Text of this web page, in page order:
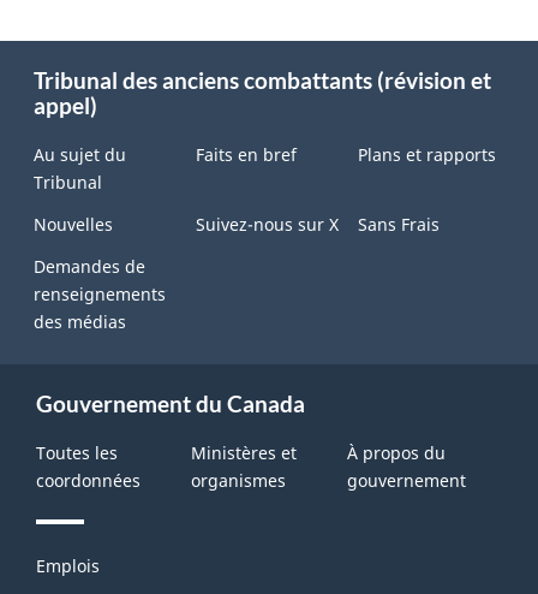
this
site
Tribunal des anciens combattants (révision et
appel)
Au sujet du
Tribunal
Faits en bref Plans et rapports
Nouvelles Suivez-nous sur X
Sans Frais
Demandes de
renseignements
des médias
Gouvernement du Canada
Toutes les
coordonnées
Ministères et
organismes
À propos du
gouvernement
Thèmes
Emplois